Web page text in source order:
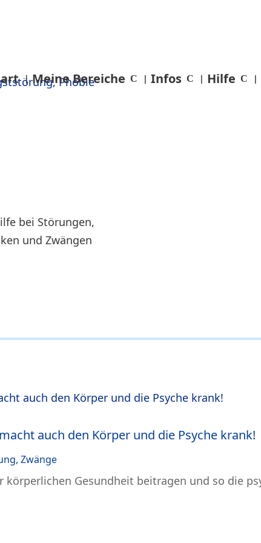
Meine Bereiche Infos Hilfe
auch den Körper und die Psyche krank!
,Zwänge
körperlichen Gesundheit beitragen und so die